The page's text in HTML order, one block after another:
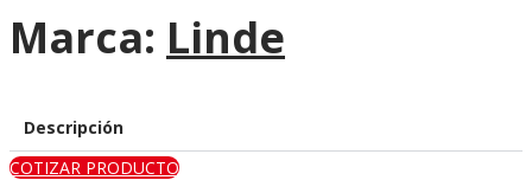
Marca: Linde
Descripción
COTIZAR PRODUCTO